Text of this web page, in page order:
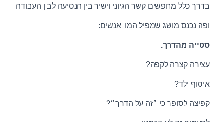
בדרך כלל מחפשים קשר הגיוני וישיר בין הנסיעה לבין העבודה.
ופה נכנס מושג שמפיל המון אנשים:
סטייה מהדרך.
עצירה קצרה לקפה?
איסוף ילד?
קפיצה לסופר כי ״זה על הדרך״?